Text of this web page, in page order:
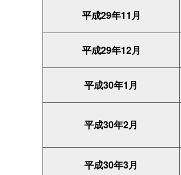
平成29年11月
平成29年12月
平成30年1月
平成30年2月
平成30年3月